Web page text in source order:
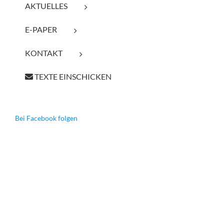
AKTUELLES
E-PAPER
KONTAKT
TEXTE EINSCHICKEN
Bei Facebook folgen